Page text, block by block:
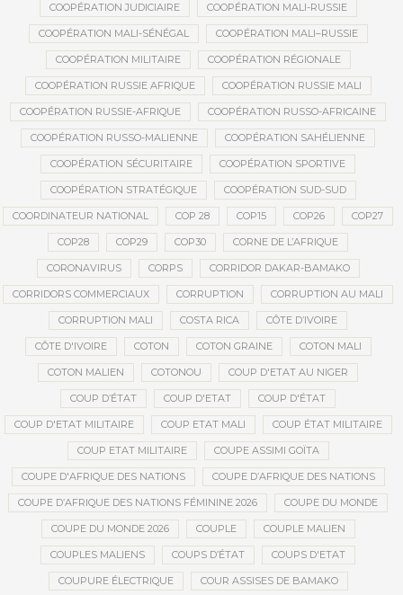
COOPÉRATION JUDICIAIRE COOPÉRATION MALI-RUSSIE
COOPÉRATION MALI-SÉNÉGAL COOPÉRATION MALI–RUSSIE
COOPÉRATION MILITAIRE COOPÉRATION RÉGIONALE
COOPÉRATION RUSSIE AFRIQUE COOPÉRATION RUSSIE MALI
COOPÉRATION RUSSIE-AFRIQUE COOPÉRATION RUSSO-AFRICAINE
COOPÉRATION RUSSO-MALIENNE COOPÉRATION SAHÉLIENNE
COOPÉRATION SÉCURITAIRE COOPÉRATION SPORTIVE
COOPÉRATION STRATÉGIQUE COOPÉRATION SUD-SUD
COORDINATEUR NATIONAL COP 28 COP15 COP26 COP27
COP28 COP29 COP30 CORNE DE L’AFRIQUE
CORONAVIRUS CORPS CORRIDOR DAKAR-BAMAKO
CORRIDORS COMMERCIAUX CORRUPTION CORRUPTION AU MALI
CORRUPTION MALI COSTA RICA CÔTE D’IVOIRE
CÔTE D'IVOIRE COTON COTON GRAINE COTON MALI
COTON MALIEN COTONOU COUP D'ETAT AU NIGER
COUP D’ÉTAT COUP D'ETAT COUP D'ÉTAT
COUP D'ETAT MILITAIRE COUP ETAT MALI COUP ÉTAT MILITAIRE
COUP ETAT MILITAIRE COUPE ASSIMI GOÏTA
COUPE D'AFRIQUE DES NATIONS COUPE D’AFRIQUE DES NATIONS
COUPE D’AFRIQUE DES NATIONS FÉMININE 2026 COUPE DU MONDE
COUPE DU MONDE 2026 COUPLE COUPLE MALIEN
COUPLES MALIENS COUPS D’ÉTAT COUPS D'ETAT
COUPURE ÉLECTRIQUE COUR ASSISES DE BAMAKO